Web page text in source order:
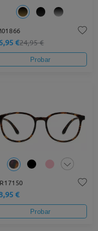
€24,95 €
Probar
€
Probar